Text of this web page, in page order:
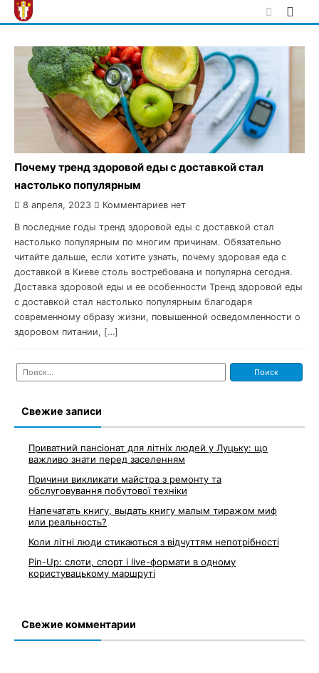
Skip
to
Почему тренд здоровой еды с доставкой стал
настолько популярным
8 апреля, 2023 Комментариев нет
В последние годы тренд здоровой еды с доставкой стал
настолько популярным по многим причинам. Обязательно
читайте дальше, если хотите узнать, почему здоровая еда с
доставкой в Киеве столь востребована и популярна сегодня.
Доставка здоровой еды и ее особенности Тренд здоровой еды
с доставкой стал настолько популярным благодаря
современному образу жизни, повышенной осведомленности о
здоровом питании, […]
Найти:
Свежие записи
Приватний пансіонат для літніх людей у Луцьку: що
важливо знати перед заселенням
Причини викликати майстра з ремонту та
обслуговування побутової техніки
Напечатать книгу, выдать книгу малым тиражом миф
или реальность?
Коли літні люди стикаються з відчуттям непотрібності
Pin-Up: слоти, спорт і live-формати в одному
користувацькому маршруті
Свежие комментарии